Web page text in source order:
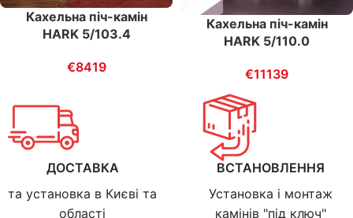
Кахельна піч-камін
HARK 5/103.4
€8419
Кахельна піч-камін
HARK 5/110.0
€11139
ДОСТАВКА
та установка в Києві та
області
ВСТАНОВЛЕННЯ
Установка і монтаж
камінів "під ключ"